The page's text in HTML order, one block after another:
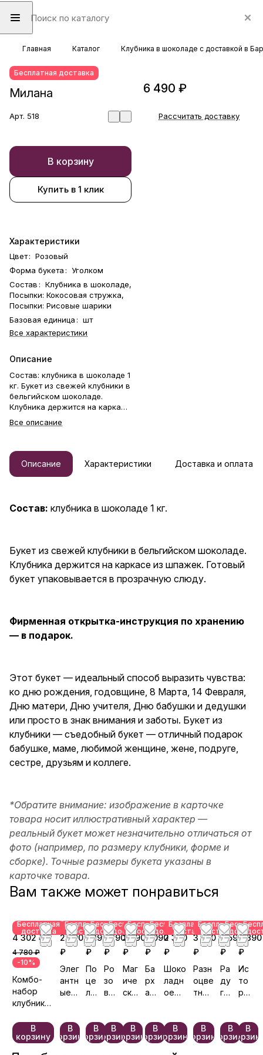
Главная Каталог Клубника в шоколаде с доставкой в
Бесплатная доставка
Милана
Арт. 518
В корзину
Купить в 1 клик
Характеристики
Цвет: Розовый
Форма букета : Уголком
Состав : Клубника в шоколаде,
Посыпки: Кокосовая стружка,
Посыпки: Рисовые шарики
Базовая единица : шт
Все характеристики
Описание
Состав: клубника в шоколаде 1
кг. Букет из свежей клубники в
бельгийском шоколаде.
Клубника держится на каркасе
упаковывается в прозрачную
инструкция по хранению — в
подарок. Этот букет —
идеальный способ выразить
учителя, Дню бабушки и
клубники — съедобный букет
— отличный подарок бабушке,
маме, любимой женщине,
жене, подруге, сестре,
друзьям и коллеге.
Все описание
6 490 ₽
Рассчитать доставку
Описание Характеристики Доставка и оплата
Состав: клубника в шоколаде 1 кг.
Букет из свежей клубники в бельгийском шоколаде.
Клубника держится на каркасе из шпажек. Готовый
букет упаковывается в прозрачную слюду.
Фирменная открытка-инструкция по хранению
— в подарок.
Этот букет — идеальный способ выразить чувства:
ко дню рождения, годовщине, 8 Марта, 14 Февраля,
Дню матери, Дню учителя, Дню бабушки и дедушки
или просто в знак внимания и заботы. Букет из
клубники — съедобный букет — отличный подарок
бабушке, маме, любимой женщине, жене, подруге,
сестре, друзьям и коллеге.
*Обратите внимание: изображение в карточке
товара носит иллюстративный характер —
реальный букет может незначительно отличаться от
фото (например, по размеру клубники, форме и
сборке). Точные размеры букета указаны в
карточке товара.
Вам также может понравиться
Бесплатная
доставка
4 302 ₽
4 780 ₽
-10%
Комбо-
набор
клубника
«Для
неё»
В
корзину
Бесплатная
доставка
2 890
₽
Элег
антн
ые
ииВ
корзину
Бесплатная
доставка
2 190
₽
По
це
лу
таВ
корзину
Бесплатная
доставка
3 190
₽
Ро
зо
во
ла
ко
В
корзину
Бесплатная
доставка
3 590
₽
Маг
иче
ски
ляд
В
корзину
Бесплатная
доставка
3 090
₽
Ба
рх
ат
вк
ус
В
корзину
Бесплатная
доставка
2 390
₽
Шоко
ладн
ое
иеВ
корзину
Бесплатная
доставка
3 590
₽
Разн
оцве
тный
В
корзину
2 590
₽
Ра
ду
га
твВ
корзину
2 890
₽
Ис
то
ри
бв
и
В